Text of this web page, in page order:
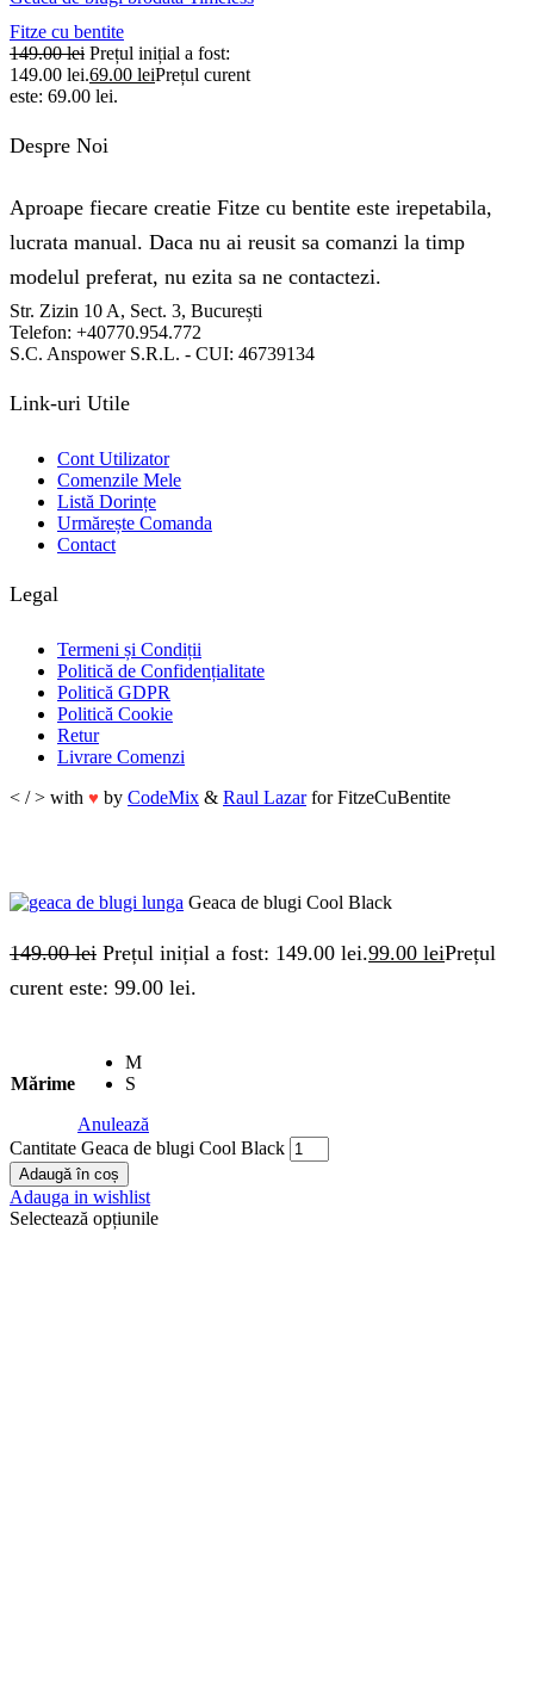
Fitze cu bentite
149.00lei Prețul inițial a fost:
149.00 lei.69.00 leiPrețul curent
este: 69.00 lei.
Despre Noi
Aproape fiecare creatie Fitze cu bentite este irepetabila,
lucrata manual. Daca nu ai reusit sa comanzi la timp
modelul preferat, nu ezita sa ne contactezi.
Str. Zizin 10 A, Sect. 3, București
Telefon: +40770.954.772
S.C. Anspower S.R.L. - CUI: 46739134
Link-uri Utile
Cont Utilizator
Comenzile Mele
Listă Dorințe
Urmărește Comanda
Contact
Legal
Termeni și Condiții
Politică de Confidențialitate
Politică GDPR
Politică Cookie
Retur
Livrare Comenzi
< / > with ♥ by CodeMix & Raul Lazarfor FitzeCuBentite
Geaca de blugi Cool Black
149.00lei Prețul inițial a fost: 149.00 lei.99.00 leiPrețul
curent este: 99.00 lei.
Mărime
M
S
Anulează
Cantitate Geaca de blugi Cool Black
Adaugă în coș
Adauga in wishlist
Selectează opțiunile